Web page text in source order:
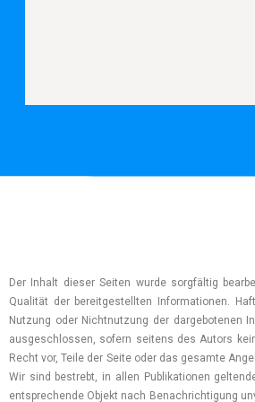
Der Inhalt dieser Seiten wurde sorgfältig
Qualität der bereitgestellten Informationen.
Nutzung oder Nichtnutzung der dargebotenen
ausgeschlossen, sofern seitens des Autors
Recht vor, Teile der Seite oder das gesamte
Wir sind bestrebt, in allen Publikationen
entsprechende Objekt nach Benachrichtigung